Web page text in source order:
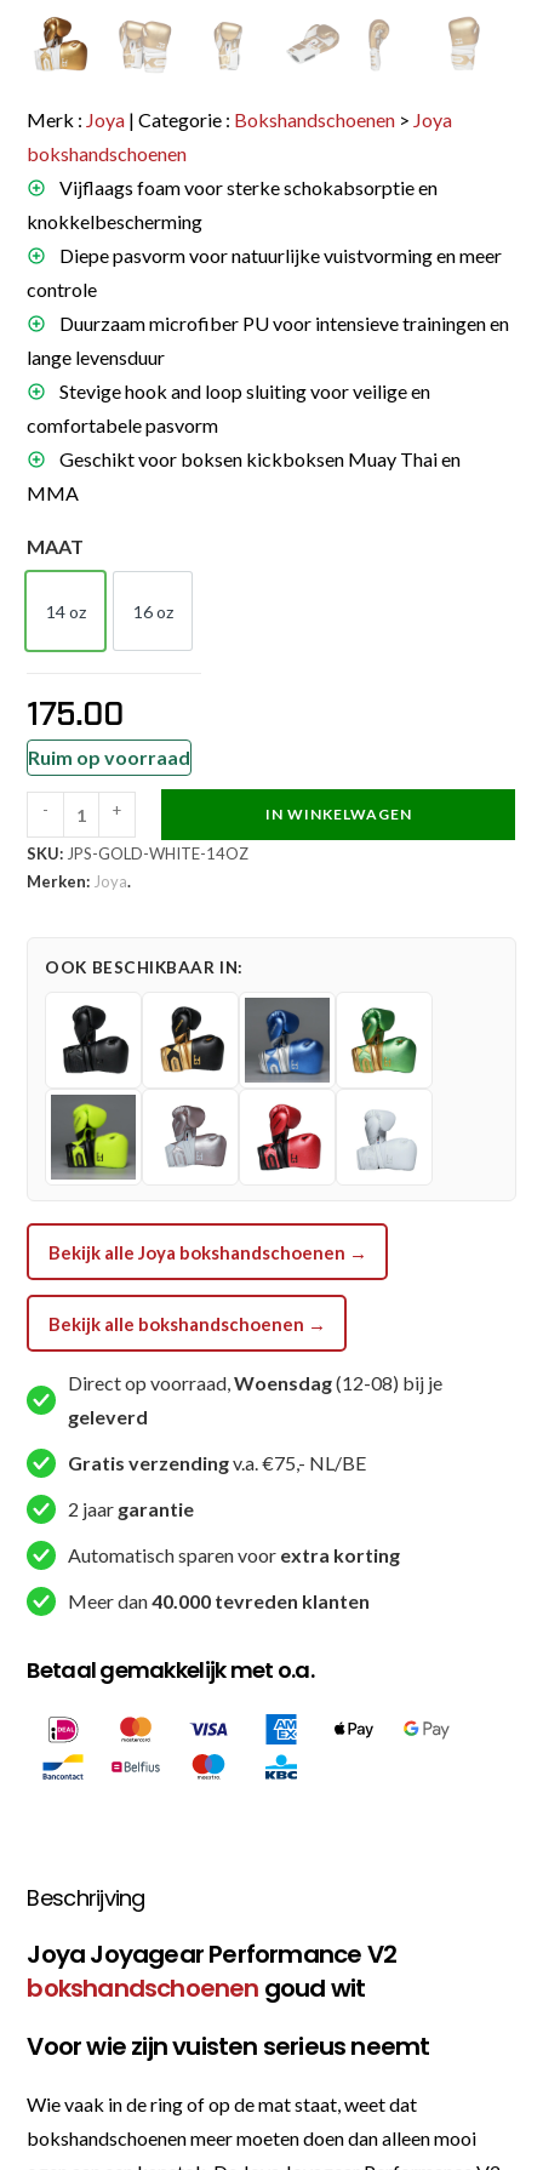
Merk : Joya | Categorie : Bokshandschoenen > Joya
bokshandschoenen
Vijflaags foam voor sterke schokabsorptie en
knokkelbescherming
Diepe pasvorm voor natuurlijke vuistvorming en meer
controle
Duurzaam microfiber PU voor intensieve trainingen en
lange levensduur
Stevige hook and loop sluiting voor veilige en
comfortabele pasvorm
Geschikt voor boksen kickboksen Muay Thai en
MMA
MAAT
14 oz
14 OZ
16 oz
16 OZ
175.00
Ruim op voorraad
Performance
V2
Wit
aantal
- + IN WINKELWAGEN
SKU: JPS-GOLD-WHITE-14OZ
Merken: Joya.
OOK BESCHIKBAAR IN:
Bekijk alle Joya bokshandschoenen →
Bekijk alle bokshandschoenen →
Direct op voorraad,Woensdag(12-08) bij je
geleverd
Gratis verzendingv.a. €75,- NL/BE
2 jaar garantie
Automatisch sparen voor extra korting
Meer dan40.000 tevreden klanten
Betaal gemakkelijk met o.a.
Beschrijving
Joya Joyagear Performance V2
bokshandschoenen goud wit
Voor wie zijn vuisten serieus neemt
Wie vaak in de ring of op de mat staat, weet dat
bokshandschoenen meer moeten doen dan alleen mooi